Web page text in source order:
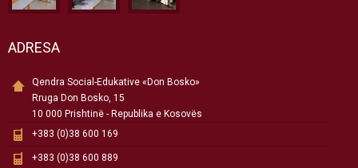
ADRESA
Qendra Social-Edukative «Don Bosko»
Rruga Don Bosko, 15
10 000 Prishtinë - Republika e Kosovës
+383 (0)38 600 169
+383 (0)38 600 889